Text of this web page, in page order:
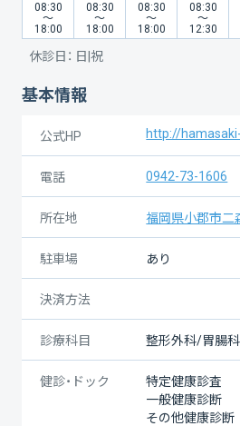
08:30
〜
18:00
08:30
〜
18:00
08:30
〜
18:00
08:30
〜
12:30
休診日： 日|祝
基本情報
公式HP http://
電話 0942-73-1606
所在地 福岡県小郡市二
駐車場 あり
決済方法
診療科目 整形外科/胃腸
健診・ドック
特定健康診査
一般健康診断
その他健康診断